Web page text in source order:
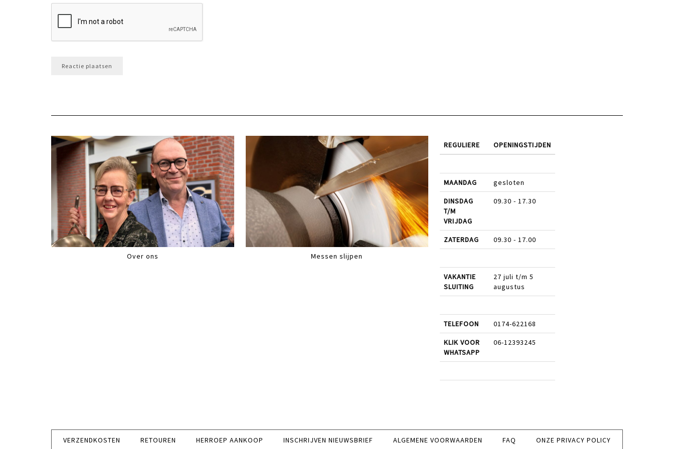
Over ons Messen slijpen
REGULIERE OPENINGSTIJDEN
MAANDAG gesloten
DINSDAG
T/M
VRIJDAG
09.30 - 17.30
ZATERDAG 09.30 - 17.00
VAKANTIE
SLUITING
27 juli t/m 5
augustus
TELEFOON 0174-622168
KLIK VOOR
WHATSAPP
06-12393245
VERZENDKOSTEN RETOUREN HERROEP AANKOOP INSCHRIJVEN NIEUWSBRIEF ALGEMENE VOORWAARDEN FAQ ONZE PRIVACY POLICY